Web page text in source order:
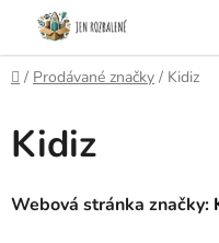
Přejít
obsah
Domů
/ Prodávané značky / Kidiz
Kidiz
Webová stránka značky: